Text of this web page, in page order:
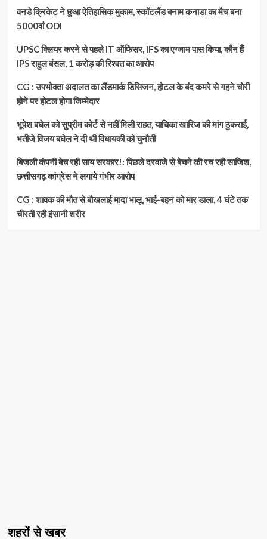
कहा-
ये
लड़ाई
की
अस्मिता
लड़ाई
है
वनडे क्रिकेट ने छुआ ऐतिहासिक मुकाम, स्कॉटलैंड बनाम कनाडा का मैच बना
5000वां ODI
UPSC क्लियर करने से पहले IT ऑफिसर, IFS का एग्जाम पास किया, कौन हैं
IPS राहुल बंसल, 1 करोड़ की रिश्वत का आरोप
CG : उपभोक्ता अदालत का लैंडमार्क डिसिजन, होटल के बंद कमरे से गहने चोरी
होने पर होटल होगा जिम्मेदार
भूपेश बघेल को सुप्रीम कोर्ट से नहीं मिली राहत, याचिका खारिज की मांग ठुकराई,
भतीजे विजय बघेल ने दी थी विधायकी को चुनौती
बिजली कंपनी बेच रही साय सरकार!: पिछले दरवाजे से बेचने की रच रही साजिश,
छत्तीसगढ़ कांग्रेस ने लगाये गंभीर आरोप
CG : शावक की मौत से बौखलाई मादा भालू, भाई-बहन को मार डाला, 4 घंटे तक
चीरती रही इंसानी शरीर
शहरों से खबर